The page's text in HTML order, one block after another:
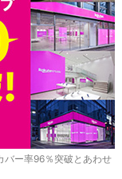
ー率96％突破とあわせ